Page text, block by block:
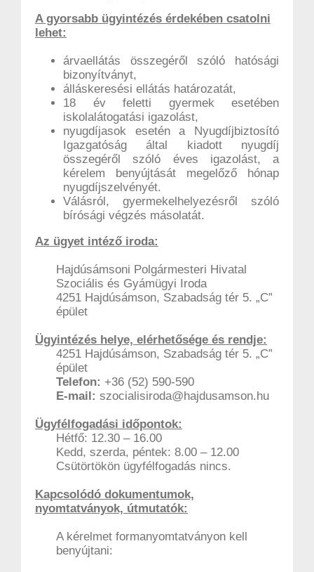
A gyorsabb ügyintézés érdekében csatolni
lehet:
árvaellátás összegéről szóló hatósági
bizonyítványt,
álláskeresési ellátás határozatát,
18 év feletti gyermek esetében
iskolalátogatási igazolást,
nyugdíjasok esetén a Nyugdíjbiztosító
Igazgatóság által kiadott nyugdíj
összegéről szóló éves igazolást, a
kérelem benyújtását megelőző hónap
nyugdíjszelvényét.
Válásról, gyermekelhelyezésről szóló
bírósági végzés másolatát.
Az ügyet intéző iroda:
Hajdúsámsoni Polgármesteri Hivatal
Szociális és Gyámügyi Iroda
4251 Hajdúsámson, Szabadság tér 5. „C”
épület
Ügyintézés helye, elérhetősége és rendje:
4251 Hajdúsámson, Szabadság tér 5. „C”
épület
Telefon: +36 (52) 590-590
E-mail: szocialisiroda@hajdusamson.hu
Ügyfélfogadási időpontok:
Hétfő: 12.30 – 16.00
Kedd, szerda, péntek: 8.00 – 12.00
Csütörtökön ügyfélfogadás nincs.
Kapcsolódó dokumentumok,
nyomtatványok, útmutatók:
A kérelmet formanyomtatványon kell
benyújtani: